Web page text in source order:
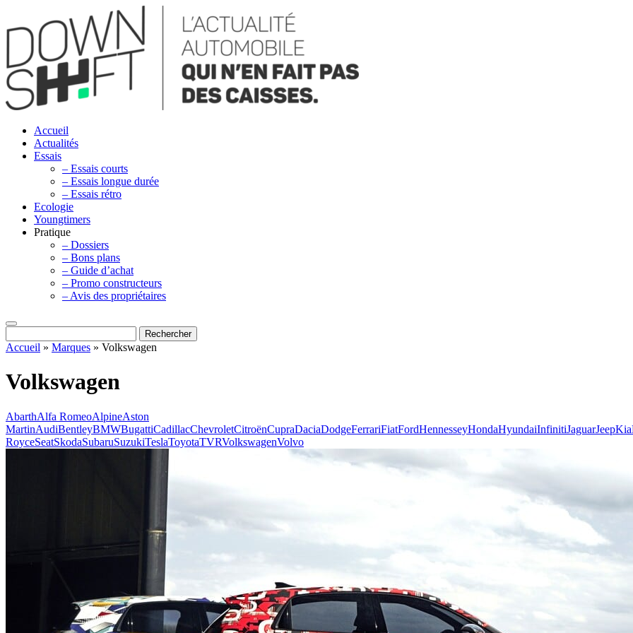
Accueil
Actualités
Essais
– Essais courts
– Essais longue durée
– Essais rétro
Ecologie
Youngtimers
Pratique
– Dossiers
– Bons plans
– Guide d’achat
– Promo constructeurs
– Avis des propriétaires
Accueil » Marques » Volkswagen
Volkswagen
AbarthAlfa RomeoAlpineAston
MartinAudiBentleyBMWBugattiCadillacChevroletCitroënCupraDaciaDodgeFerrariFiatFordHennesseyHondaHyundaiInfinitiJaguarJeepKia
RoyceSeatSkodaSubaruSuzukiTeslaToyotaTVRVolkswagenVolvo